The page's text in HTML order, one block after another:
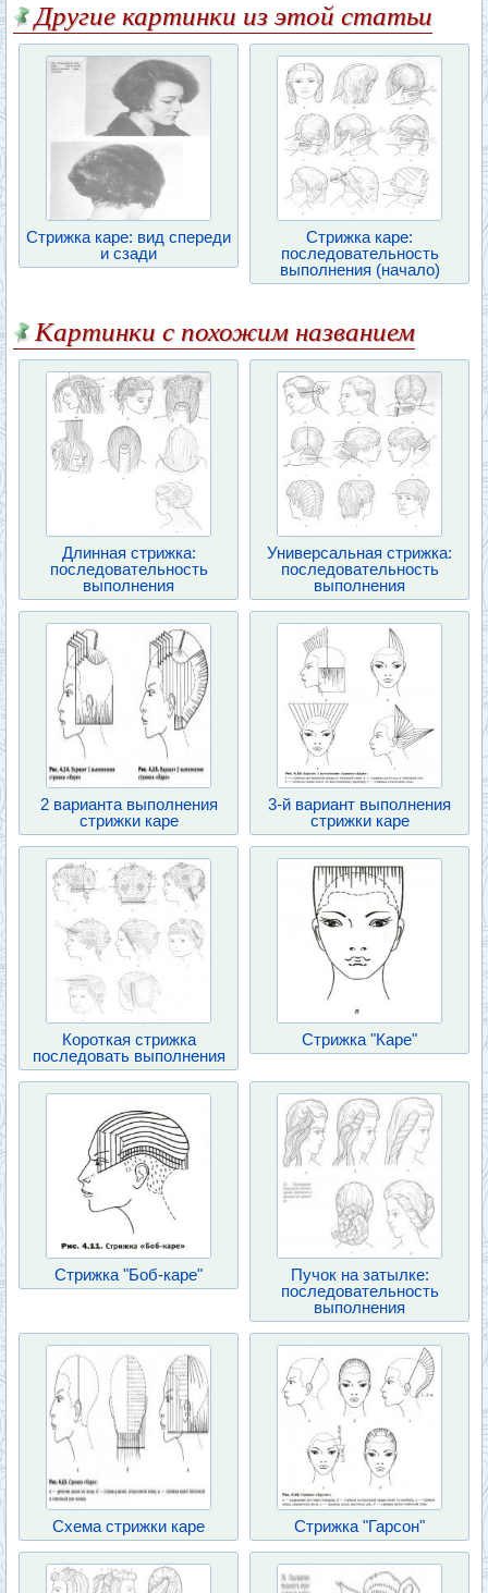
Другие картинки из этой статьи
Стрижка каре: вид спереди
и сзади
Стрижка каре:
последовательность
выполнения (начало)
Картинки с похожим названием
Длинная стрижка:
последовательность
выполнения
Универсальная стрижка:
последовательность
выполнения
2 варианта выполнения
стрижки каре
3-й вариант выполнения
стрижки каре
Короткая стрижка
последовать выполнения
Стрижка "Каре"
Стрижка "Боб-каре"
Пучок на затылке:
последовательность
выполнения
Схема стрижки каре Стрижка "Гарсон"